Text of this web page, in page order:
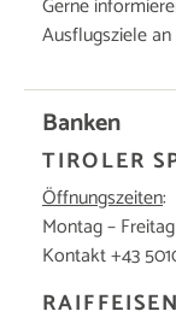
Gerne
Ausflugsziele
Banken
TIROLER
Öffnungszeiten:
Montag –
Kontakt +43